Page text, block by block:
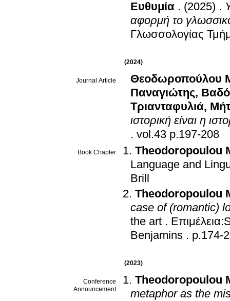
Ευθυμία . (2025) .
αφορμή το
Γλωσσολογίας
(2024)
Journal Article
Θεοδωροπούλου
Παναγιώτης,
Τριανταφυλιά,
ιστορική είναι η
.
vol.43 p.197-208
Book Chapter
Theodoropoulou
Language and
Brill
Theodoropoulou
case of (romantic)
the art .
Benjamins . p.174-
(2023)
Conference
Announcement
Theodoropoulou
metaphor as the